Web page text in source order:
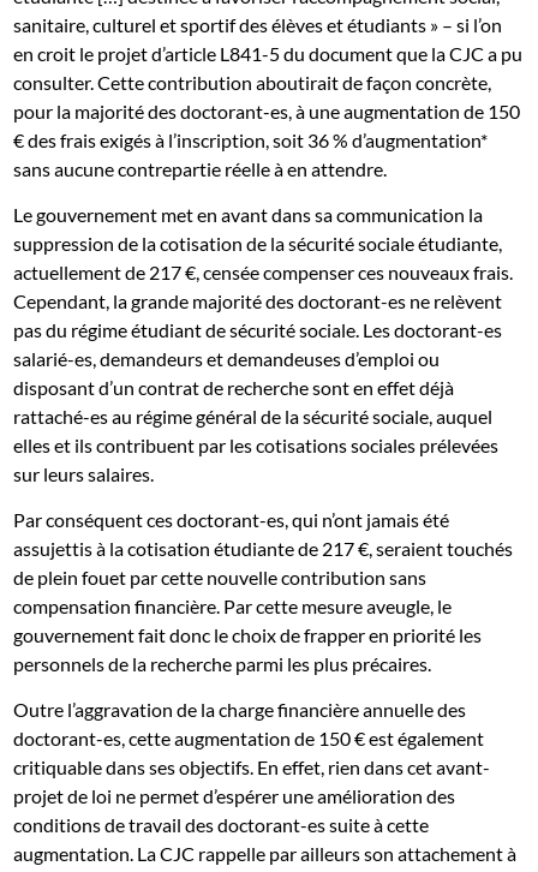
sanitaire, culturel et sportif des élèves et étudiants » – si l’on
en croit le projet d’article L841-5 du document que la CJC a pu
consulter. Cette contribution aboutirait de façon concrète,
pour la majorité des doctorant-es, à une augmentation de 150
€ des frais exigés à l’inscription, soit 36 % d’augmentation*
sans aucune contrepartie réelle à en attendre.
Le gouvernement met en avant dans sa communication la
suppression de la cotisation de la sécurité sociale étudiante,
actuellement de 217 €, censée compenser ces nouveaux frais.
Cependant, la grande majorité des doctorant-es ne relèvent
pas du régime étudiant de sécurité sociale. Les doctorant-es
salarié-es, demandeurs et demandeuses d’emploi ou
disposant d’un contrat de recherche sont en effet déjà
rattaché-es au régime général de la sécurité sociale, auquel
elles et ils contribuent par les cotisations sociales prélevées
sur leurs salaires.
Par conséquent ces doctorant-es, qui n’ont jamais été
assujettis à la cotisation étudiante de 217 €, seraient touchés
de plein fouet par cette nouvelle contribution sans
compensation financière. Par cette mesure aveugle, le
gouvernement fait donc le choix de frapper en priorité les
personnels de la recherche parmi les plus précaires.
Outre l’aggravation de la charge financière annuelle des
doctorant-es, cette augmentation de 150 € est également
critiquable dans ses objectifs. En effet, rien dans cet avant-
projet de loi ne permet d’espérer une amélioration des
conditions de travail des doctorant-es suite à cette
augmentation. La CJC rappelle par ailleurs son attachement à